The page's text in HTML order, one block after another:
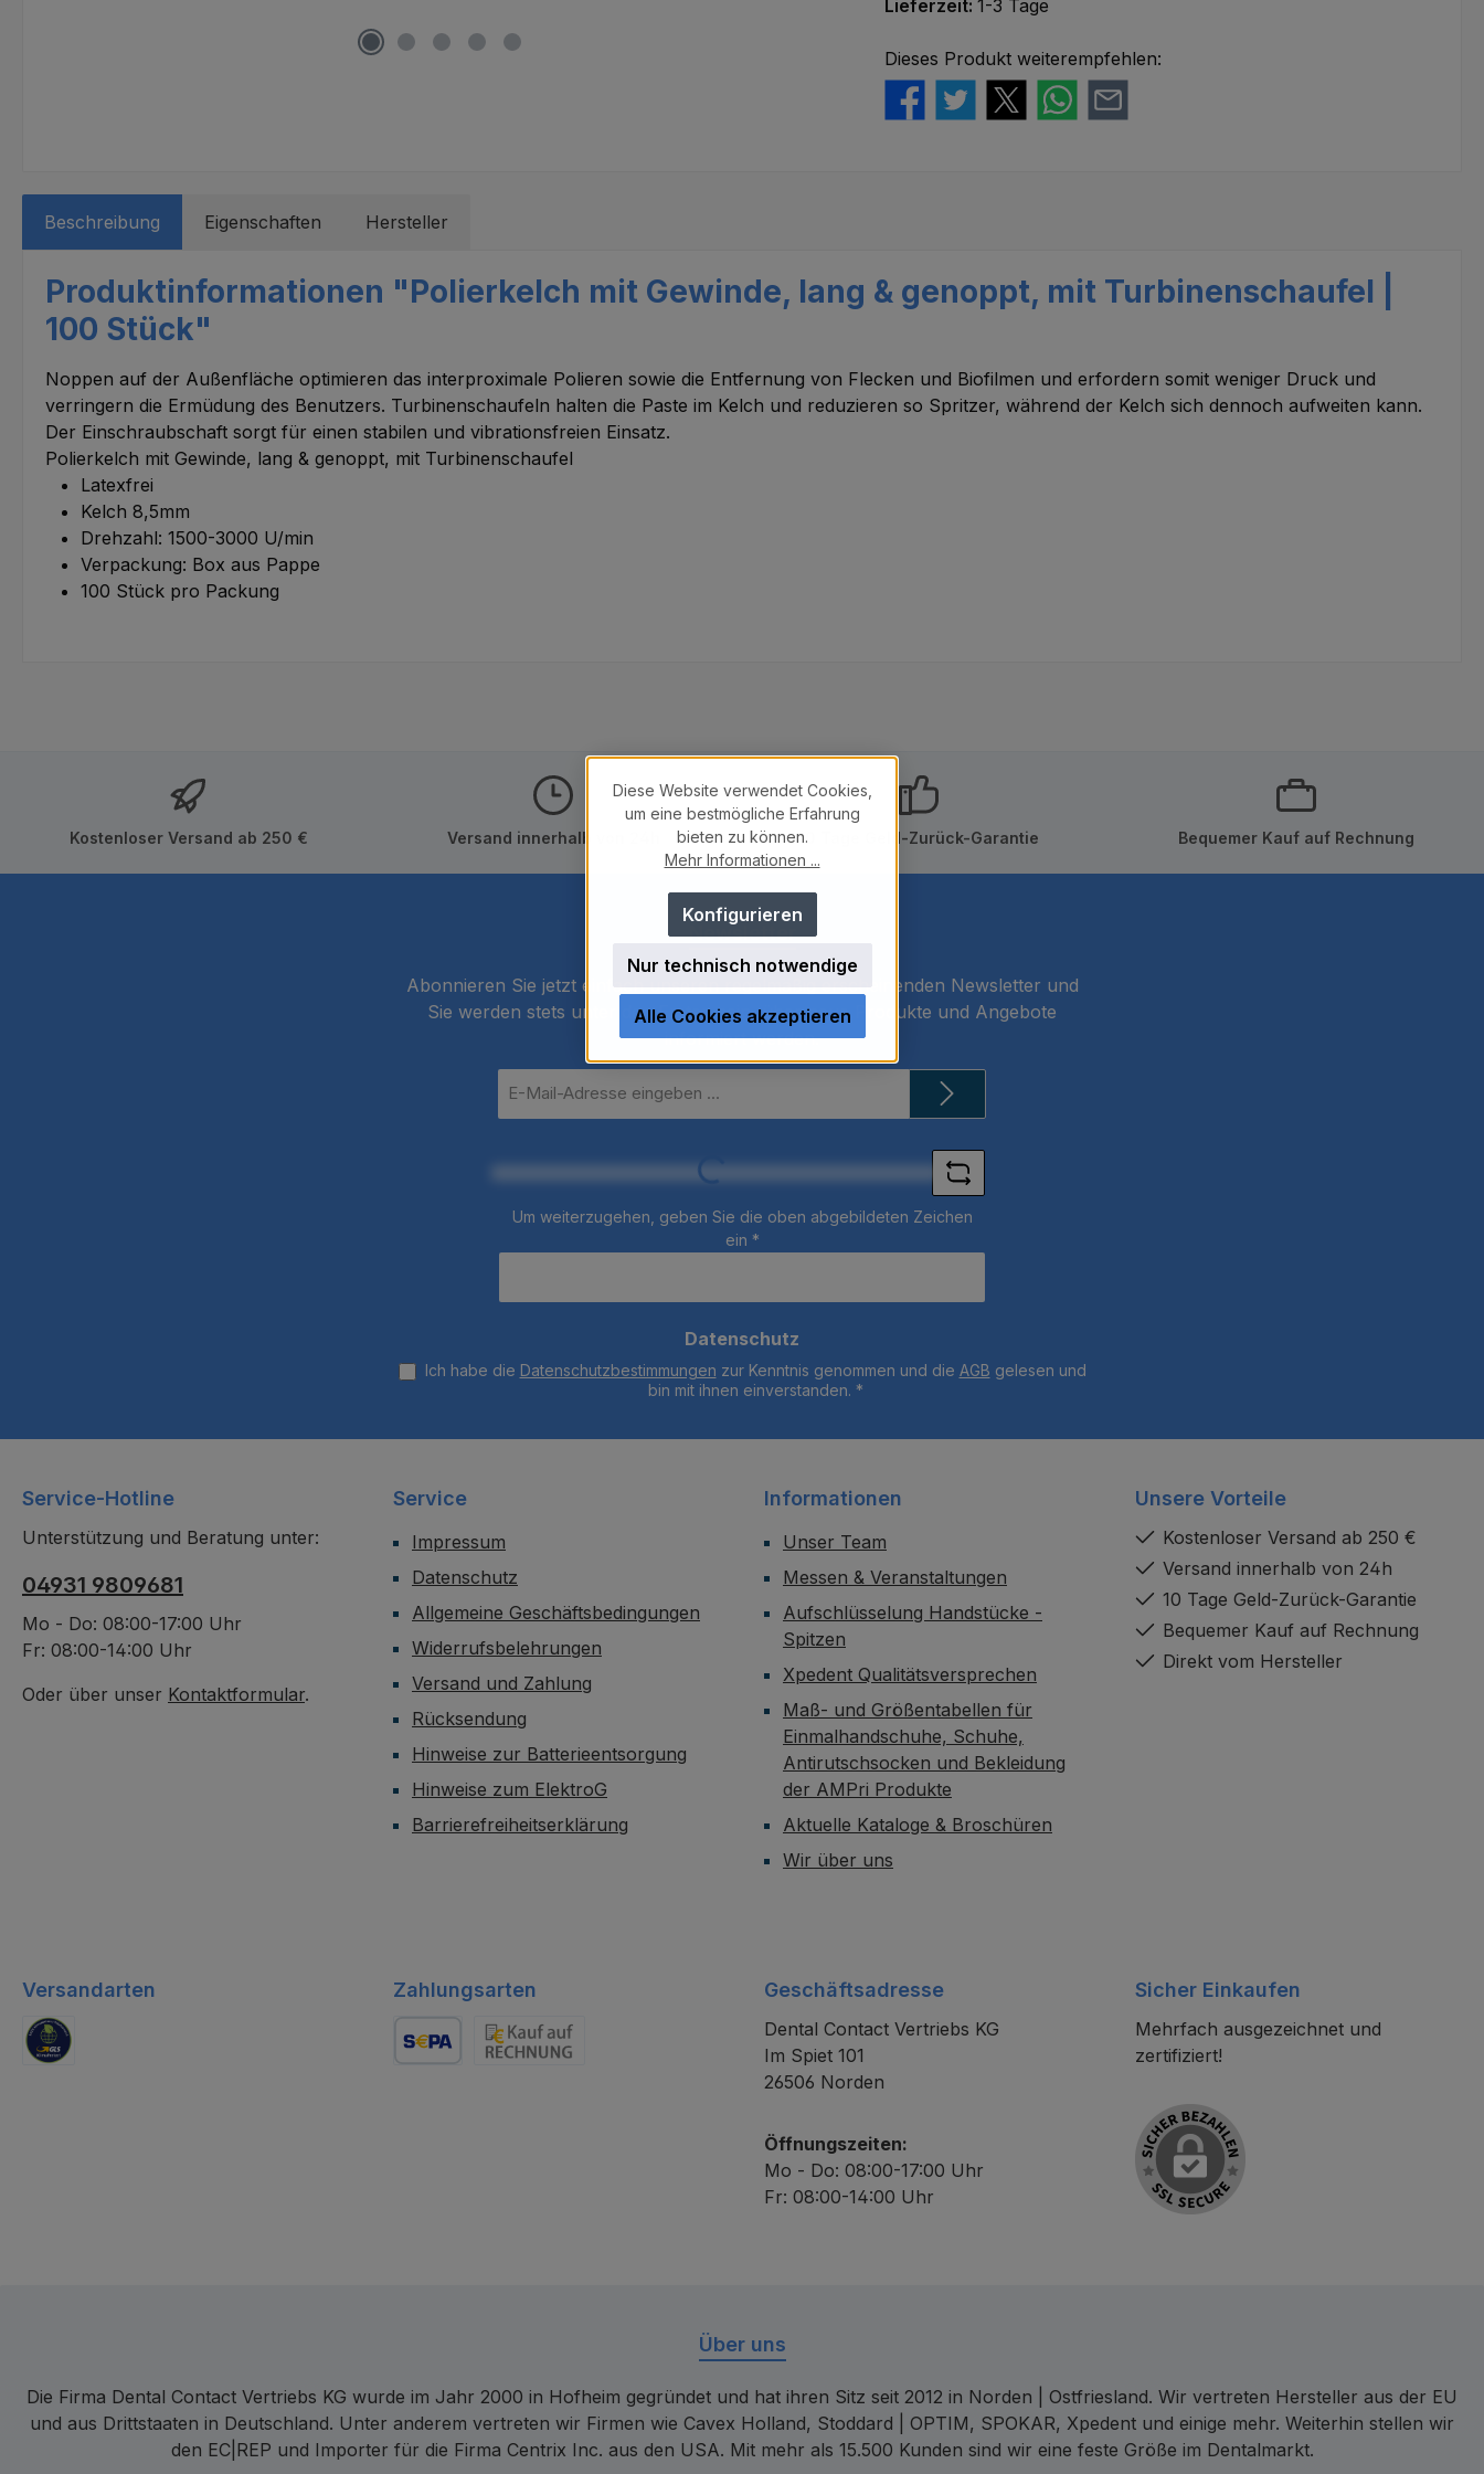
Lieferzeit: 1-3 Tage
Dieses Produkt weiterempfehlen:
Beschreibung Eigenschaften Hersteller
Produktinformationen "Polierkelch mit Gewinde, lang & genoppt, mit Turbinenschaufel |
100 Stück"
Noppen auf der Außenfläche optimieren das interproximale Polieren sowie die Entfernung von Flecken und Biofilmen und erfordern somit weniger Druck und
verringern die Ermüdung des Benutzers. Turbinenschaufeln halten die Paste im Kelch und reduzieren so Spritzer, während der Kelch sich dennoch aufweiten kann.
Der Einschraubschaft sorgt für einen stabilen und vibrationsfreien Einsatz.
Polierkelch mit Gewinde, lang & genoppt, mit Turbinenschaufel
Latexfrei
Kelch 8,5mm
Drehzahl: 1500-3000 U/min
Verpackung: Box aus Pappe
100 Stück pro Packung
Kostenloser Versand ab 250 € Versand innerhalb von 24h 10 Tage Geld-Zurück-Garantie Bequemer Kauf auf Rechnung
Newsletter
Abonnieren Sie jetzt einfach unseren regelmäßig erscheinenden Newsletter und
Sie werden stets unter den Ersten sein, über neue Produkte und Angebote
informiert werden.
Mail-
Loading...
Um weiterzugehen, geben Sie die oben abgebildeten Zeichen
ein *
Datenschutz
Ich habe die Datenschutzbestimmungen zur Kenntnis genommen und die AGB gelesen und
bin mit ihnen einverstanden. *
Service-Hotline
Unterstützung und Beratung unter:
04931 9809681
Mo - Do: 08:00-17:00 Uhr
Fr: 08:00-14:00 Uhr
Oder über unser Kontaktformular.
Service
Impressum
Datenschutz
Allgemeine Geschäftsbedingungen
Widerrufsbelehrungen
Versand und Zahlung
Rücksendung
Hinweise zur Batterieentsorgung
Hinweise zum ElektroG
Barrierefreiheitserklärung
Informationen
Unser Team
Messen & Veranstaltungen
Aufschlüsselung Handstücke -
Spitzen
Xpedent Qualitätsversprechen
Maß- und Größentabellen für
Einmalhandschuhe, Schuhe,
Antirutschsocken und Bekleidung
der AMPri Produkte
Aktuelle Kataloge & Broschüren
Wir über uns
Unsere Vorteile
Kostenloser Versand ab 250 €
Versand innerhalb von 24h
10 Tage Geld-Zurück-Garantie
Bequemer Kauf auf Rechnung
Direkt vom Hersteller
Versandarten Zahlungsarten Geschäftsadresse
Dental Contact Vertriebs KG
Im Spiet 101
26506 Norden
Öffnungszeiten:
Mo - Do: 08:00-17:00 Uhr
Fr: 08:00-14:00 Uhr
Sicher Einkaufen
Mehrfach ausgezeichnet und
zertifiziert!
Über uns
Die Firma Dental Contact Vertriebs KG wurde im Jahr 2000 in Hofheim gegründet und hat ihren Sitz seit 2012 in Norden | Ostfriesland. Wir vertreten Hersteller aus der EU
und aus Drittstaaten in Deutschland. Unter anderem vertreten wir Firmen wie Cavex Holland, Stoddard | OPTIM, SPOKAR, Xpedent und einige mehr. Weiterhin stellen wir
den EC|REP und Importer für die Firma Centrix Inc. aus den USA. Mit mehr als 15.500 Kunden sind wir eine feste Größe im Dentalmarkt.
Diese Website verwendet Cookies,
um eine bestmögliche Erfahrung
bieten zu können.
Mehr Informationen ...
Nur technisch notwendige
Konfigurieren
Alle Cookies akzeptieren